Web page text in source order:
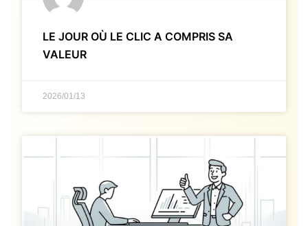
LE JOUR OÙ LE CLIC A COMPRIS SA
VALEUR
2026/01/13